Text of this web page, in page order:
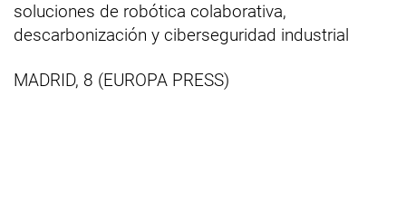
soluciones de robótica colaborativa,
descarbonización y ciberseguridad industrial
MADRID, 8 (EUROPA PRESS)